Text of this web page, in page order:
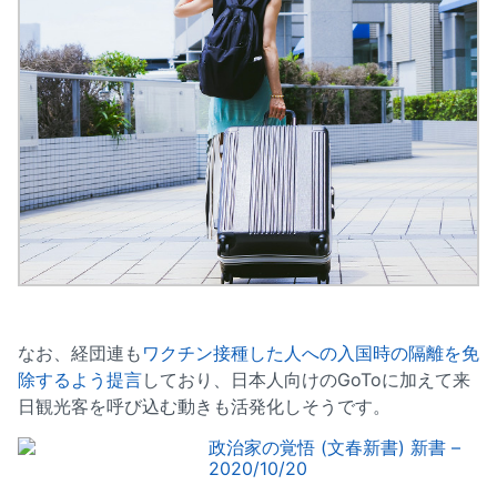
なお、経団連も ワクチン接種した人への入国時の隔離を免
除するよう提言しており、日本人向けのGoToに加えて来
日観光客を呼び込む動きも活発化しそうです。
政治家の覚悟 (文春新書) 新書 –
2020/10/20